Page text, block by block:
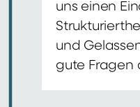
uns einen
und
gute Fragen